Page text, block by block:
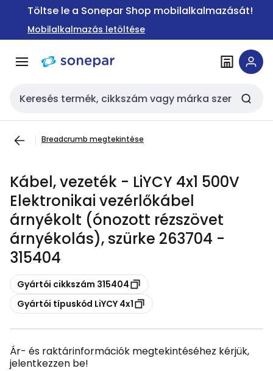
Ugrás a
Ugrás a
tartalomra
Töltse le a Sonepar Shop mobilalkalmazását!
Mobilalkalmazás letöltése
Keresési bemenet
Breadcrumb megtekintése
Kábel, vezeték - LiYCY 4x1 500V
Elektronikai vezérlőkábel
árnyékolt (ónozott rézszövet
árnyékolás), szürke 263704 -
315404
Másolás
Gyártói cikkszám 315404
Másolás
Gyártói típuskód LiYCY 4x1
Ár- és raktárinformációk megtekintéséhez kérjük,
jelentkezzen be!